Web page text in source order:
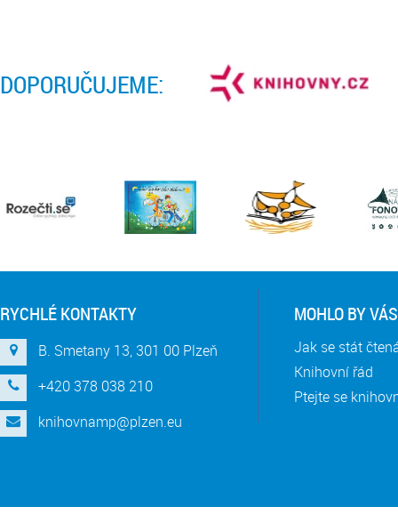
DOPORUČUJEME:
RYCHLÉ KONTAKTY
B. Smetany 13, 301 00 Plzeň
+420 378 038 210
knihovnamp@plzen.eu
MOHLO BY
Jak se stát
Knihovní řád
Ptejte se